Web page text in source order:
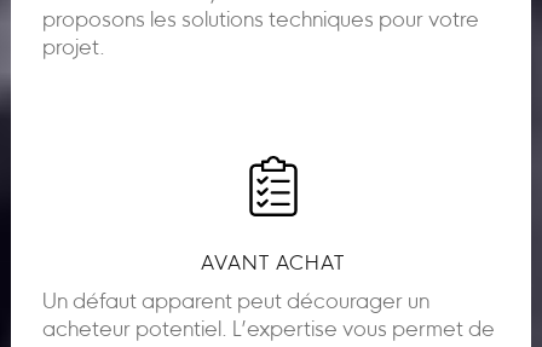
proposons les solutions techniques pour votre
projet.
AVANT ACHAT
Un défaut apparent peut décourager un
acheteur potentiel. L’expertise vous permet de